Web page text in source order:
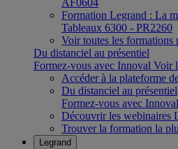
AF0604
Formation Legrand : La
Tableaux 6300 - PR2260
Voir toutes les formations
Du distanciel au présentiel
Formez-vous avec Innoval Voir
Accéder à la plateforme
Du distanciel au présentiel
Formez-vous avec Innoval
Découvrir les webinaires
Trouver la formation la
Legrand